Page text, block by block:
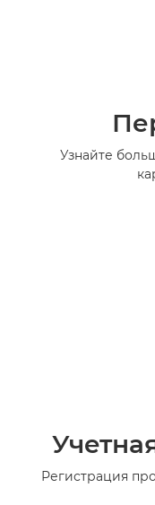
Узнайте
Регистрация